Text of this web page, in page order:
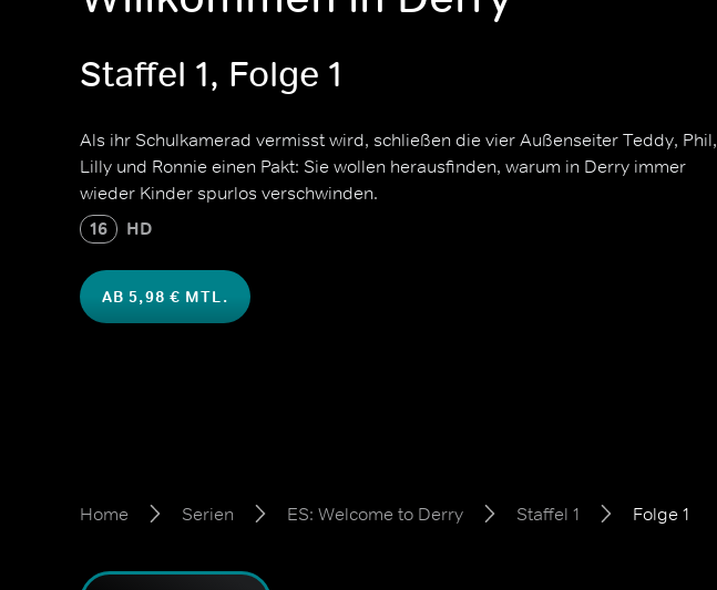
Staffel 1, Folge 1
Als ihr Schulkamerad vermisst wird, schließen die vier Außenseiter Teddy, Phil,
Lilly und Ronnie einen Pakt: Sie wollen herausfinden, warum in Derry immer
wieder Kinder spurlos verschwinden.
16 HD
AB 5,98 € MTL.
Home Serien ES: Welcome to Derry Staffel 1 Folge 1